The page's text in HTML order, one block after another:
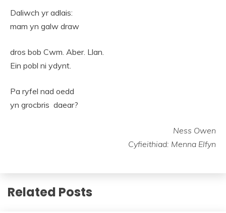
Daliwch yr adlais:
mam yn galw draw
dros bob Cwm. Aber. Llan.
Ein pobl ni ydynt.
Pa ryfel nad oedd
yn grocbris daear?
Ness Owen
Cyfieithiad: Menna Elfyn
Related Posts